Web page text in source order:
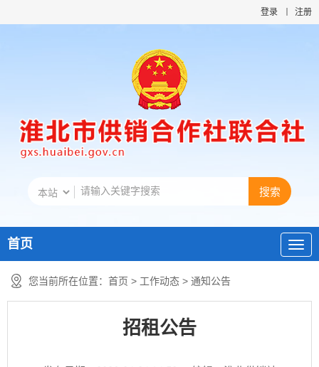
登录 注册
首页
您当前所在位置： 首页 > 工作动态 > 通知公告
招租公告